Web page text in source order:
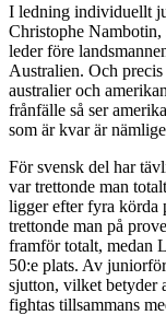
I ledning individuellt
Christophe Nambotin,
leder före
Australien. Och
australier och
frånfälle så ser
som är kvar är
För svensk del har
var trettonde man
ligger efter fyra körda
trettonde man på
framför totalt, medan
50:e plats. Av
sjutton, vilket betyder
fightas tillsammans